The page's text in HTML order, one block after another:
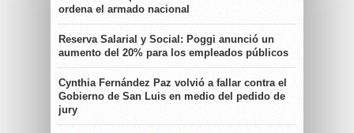
ordena el armado nacional
Reserva Salarial y Social: Poggi anunció un
aumento del 20% para los empleados públicos
Cynthia Fernández Paz volvió a fallar contra el
Gobierno de San Luis en medio del pedido de
jury